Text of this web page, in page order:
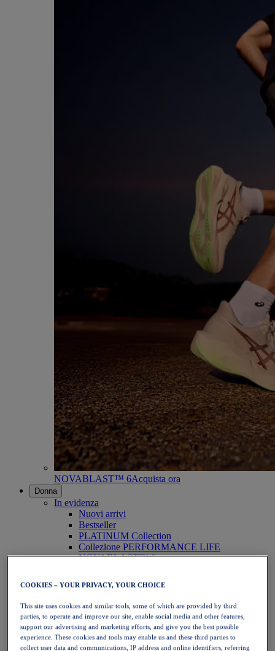
NOVABLAST™ 6Acquista ora
Donna
In evidenza
Nuovi arrivi
Bestseller
PLATINUM Collection
Collezione PERFORMANCE LIFE
NOVABLAST™ 6
Running
Trail running
Tennis
Pallavolo
Pallamano
Padel
Netball
COOKIES – YOUR PRIVACY, YOUR CHOICE
This site uses cookies and similar tools, some of which are provided by third
parties, to operate and improve our site, enable social media and other features,
support our advertising and marketing efforts, and give you the best possible
experience. These cookies and tools may enable us and these third parties to
collect user data and communications, IP address and online identifiers, referring